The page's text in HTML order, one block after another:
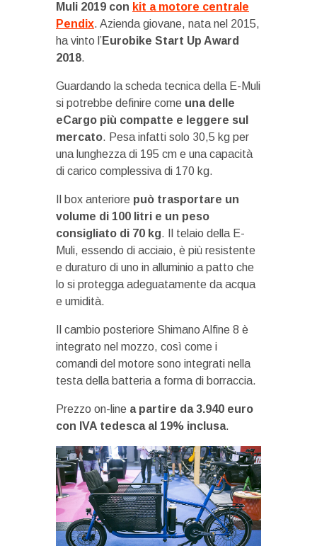
Muli 2019 con kit a motore centrale
Pendix. Azienda giovane, nata nel 2015,
ha vinto l’Eurobike Start Up Award
2018.
Guardando la scheda tecnica della E-Muli
si potrebbe definire come una delle
eCargo più compatte e leggere sul
mercato. Pesa infatti solo 30,5 kg per
una lunghezza di 195 cm e una capacità
di carico complessiva di 170 kg.
Il box anteriore può trasportare un
volume di 100 litri e un peso
consigliato di 70 kg. Il telaio della E-
Muli, essendo di acciaio, è più resistente
e duraturo di uno in alluminio a patto che
lo si protegga adeguatamente da acqua
e umidità.
Il cambio posteriore Shimano Alfine 8 è
integrato nel mozzo, così come i
comandi del motore sono integrati nella
testa della batteria a forma di borraccia.
Prezzo on-line a partire da 3.940 euro
con IVA tedesca al 19% inclusa.